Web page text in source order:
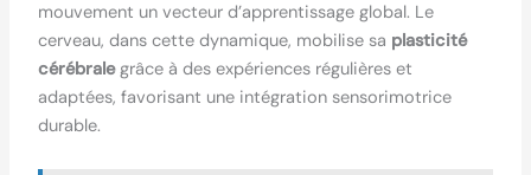
mouvement un vecteur d’apprentissage global. Le
cerveau, dans cette dynamique, mobilise sa plasticité
cérébralegrâce à des expériences régulières et
adaptées, favorisant une intégration sensorimotrice
durable.